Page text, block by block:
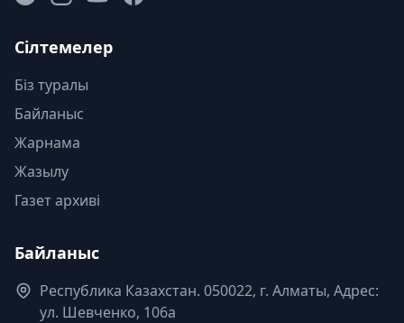
Сілтемелер
Біз туралы
Байланыс
Жарнама
Жазылу
Газет архиві
Байланыс
Республика Казахстан. 050022, г. Алматы, Адрес:
ул. Шевченко, 106а